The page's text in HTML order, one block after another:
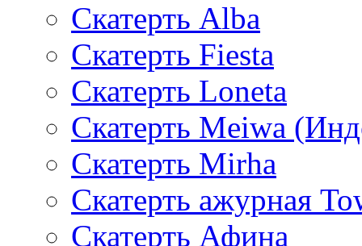
Скатерть Alba
Скатерть Fiesta
Скатерть Loneta
Скатерть Meiwa
Скатерть Mirha
Скатерть ажурная
Скатерть Афина